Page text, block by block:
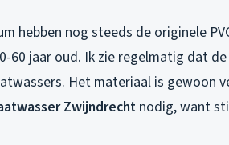
hebben nog steeds de originele
60 jaar oud. Ik zie regelmatig dat
Het materiaal is gewoon
Zwijndrechtnodig, want